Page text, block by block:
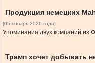
Продукция немецких
[05 января 2026 года]
Упоминания двух компаний из
Трамп хочет добывать